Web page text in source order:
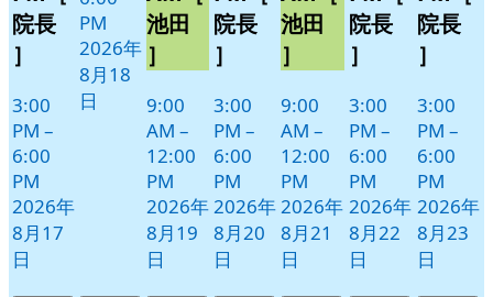
院長
］
3:00
PM –
6:00
PM
2026年
8月17
日
PM
2026年
8月18
日
池田
］
9:00
AM –
12:00
PM
2026年
8月19
日
院長
］
3:00
PM –
6:00
PM
2026年
8月20
日
池田
］
9:00
AM –
12:00
PM
2026年
8月21
日
院長
］
3:00
PM –
6:00
PM
2026年
8月22
日
院長
］
3:00
PM –
6:00
PM
2026年
8月23
日